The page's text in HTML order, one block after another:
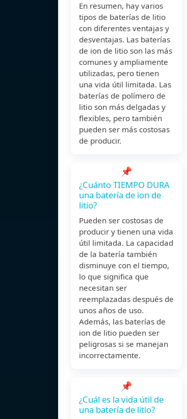
En resumen, hay varios
tipos de baterías de litio
con diferentes ventajas y
desventajas. Las baterías
de ion de litio son las más
comunes y ampliamente
utilizadas, pero tienen
una vida útil limitada. Las
baterías de polímero de
litio son más delgadas y
flexibles, pero también
pueden ser más costosas
de producir.
📌
¿Cuánto TIEMPO DURA
una batería de ion de
litio?
Pueden ser costosas de
producir y tienen una vida
útil limitada. La capacidad
de la batería también
disminuye con el tiempo,
lo que significa que
necesitan ser
reemplazadas después de
unos años de uso.
Además, las baterías de
ion de litio pueden ser
peligrosas si se manejan
incorrectamente.
📌
¿Cuál es la vida útil de
una batería de litio?